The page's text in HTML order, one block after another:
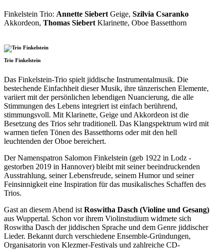
Finkelstein Trio: Annette Siebert Geige, Szilvia Csaranko
Akkordeon, Thomas Siebert Klarinette, Oboe Bassetthorn
Trio Finkelstein
Das Finkelstein-Trio spielt jiddische Instrumentalmusik. Die
bestechende Einfachheit dieser Musik, ihre tänzerischen Elemente,
variiert mit der persönlichen lebendigen Nuancierung, die alle
Stimmungen des Lebens integriert ist einfach berührend,
stimmungsvoll. Mit Klarinette, Geige und Akkordeon ist die
Besetzung des Trios sehr traditionell. Das Klangspektrum wird mit
warmen tiefen Tönen des Bassetthorns oder mit den hell
leuchtenden der Oboe bereichert.
Der Namenspatron Salomon Finkelstein (geb 1922 in Lodz -
gestorben 2019 in Hannover) bleibt mit seiner beeindruckenden
Ausstrahlung, seiner Lebensfreude, seinem Humor und seiner
Feinsinnigkeit eine Inspiration für das musikalisches Schaffen des
Trios.
Gast an diesem Abend ist Roswitha Dasch (Violine und Gesang)
aus Wuppertal. Schon vor ihrem Violinstudium widmete sich
Roswitha Dasch der jiddischen Sprache und dem Genre jiddischer
Lieder. Bekannt durch verschiedene Ensemble-Gründungen,
Organisatorin von Klezmer-Festivals und zahlreiche CD-